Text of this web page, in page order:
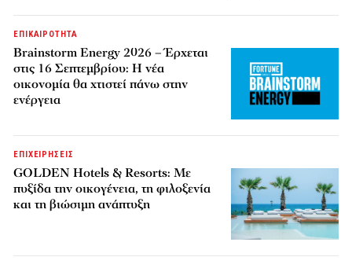
ΕΠΙΚΑΙΡΟΤΗΤΑ
Brainstorm Energy 2026 – Έρχεται
στις 16 Σεπτεμβρίου: Η νέα
οικονομία θα χτιστεί πάνω στην
ενέργεια
ΕΠΙΧΕΙΡΗΣΕΙΣ
GOLDEN Hotels & Resorts: Με
πυξίδα την οικογένεια, τη φιλοξενία
και τη βιώσιμη ανάπτυξη